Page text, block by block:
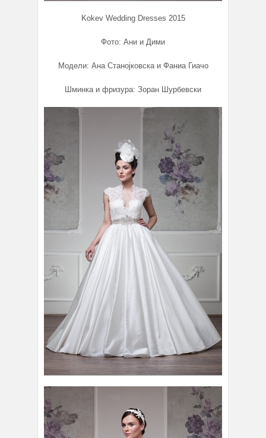
Kokev Wedding Dresses 2015
Фото: Ани и Дими
Модели: Ана Станојковска и Фаниа Гиачо
Шминка и фризура: Зоран Шурбевски